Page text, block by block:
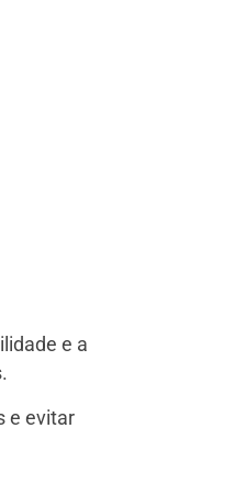
e a
e evitar